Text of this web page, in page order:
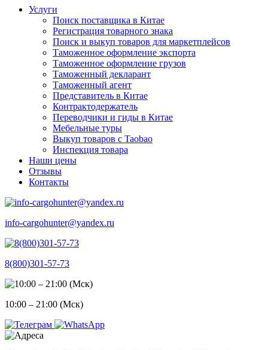
Услуги
Поиск поставщика в Китае
Регистрация товарного знака
Поиск и выкуп товаров для маркетплейсов
Таможенное оформление экспорта
Таможенное оформление грузов
Таможенный декларант
Таможенный агент
Представитель в Китае
Контрактодержатель
Переводчики и гиды в Китае
Мебельные туры
Выкуп товаров с Taobao
Инспекция товара
Наши цены
Отзывы
Контакты
info-cargohunter@yandex.ru
8(800)301-57-73
10:00 – 21:00 (Мск)